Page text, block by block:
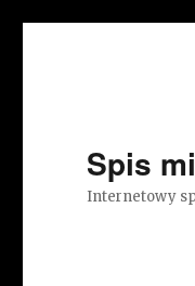
Spis
Internetowy